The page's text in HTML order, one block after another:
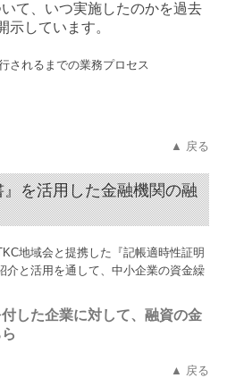
いて、いつ実施したのかを過去
示しています。
▲ 戻る
を活用した金融機関の融
地域会と提携した『記帳適時性証明
介と活用を通して、中小企業の資金繰
した企業に対して、 融資の金
▲ 戻る